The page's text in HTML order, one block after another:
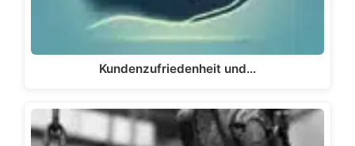
Kundenzufriedenheit und…